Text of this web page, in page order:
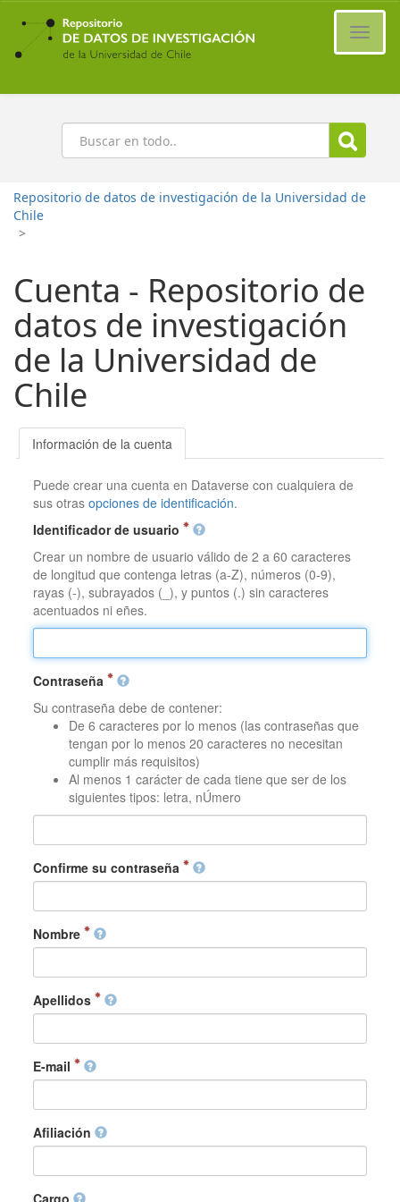
Ir
contenido
principal
Buscar
Repositorio de datos de investigación de la Universidad de
Chile
>
Cuenta - Repositorio de
datos de investigación
de la Universidad de
Chile
Información de la cuenta
Puede crear una cuenta en Dataverse con cualquiera de
sus otrasopciones de identificación.
Identificador de usuario
Crear un nombre de usuario válido de 2 a 60 caracteres
de longitud que contenga letras (a-Z), números (0-9),
rayas (-), subrayados (_), y puntos (.) sin caracteres
acentuados ni eñes.
Contraseña
Su contraseña debe de contener:
De 6 caracteres por lo menos (las contraseñas que
tengan por lo menos 20 caracteres no necesitan
cumplir más requisitos)
Al menos 1 carácter de cada tiene que ser de los
siguientes tipos: letra, nÚmero
Confirme su contraseña
Nombre
Apellidos
E-mail
Afiliación
Cargo